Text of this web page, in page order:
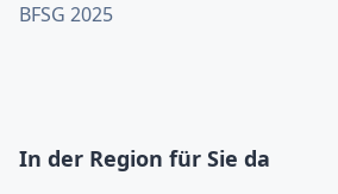
BFSG 2025
In der Region für Sie da